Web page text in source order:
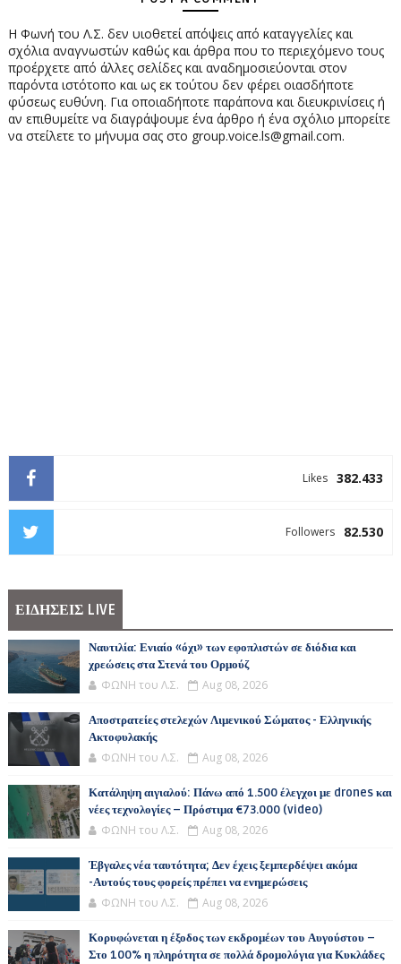
Η Φωνή του Λ.Σ. δεν υιοθετεί απόψεις από καταγγελίες και
σχόλια αναγνωστών καθώς και άρθρα που το περιεχόμενο τους
προέρχετε από άλλες σελίδες και αναδημοσιεύονται στον
παρόντα ιστότοπο και ως εκ τούτου δεν φέρει οιασδήποτε
φύσεως ευθύνη. Για οποιαδήποτε παράπονα και διευκρινίσεις ή
αν επιθυμείτε να διαγράψουμε ένα άρθρο ή ένα σχόλιο μπορείτε
να στείλετε το μήνυμα σας στο group.voice.ls@gmail.com.
382.433
Likes
82.530
Followers
ΕΙΔΗΣΕΙΣ LIVE
Ναυτιλία: Ενιαίο «όχι» των εφοπλιστών σε διόδια και
χρεώσεις στα Στενά του Ορμούζ
ΦΩΝΗ του Λ.Σ. Aug 08, 2026
Αποστρατείες στελεχών Λιμενικού Σώματος - Ελληνικής
Ακτοφυλακής
ΦΩΝΗ του Λ.Σ. Aug 08, 2026
Κατάληψη αιγιαλού: Πάνω από 1.500 έλεγχοι με drones και
νέες τεχνολογίες – Πρόστιμα €73.000 (video)
ΦΩΝΗ του Λ.Σ. Aug 08, 2026
Έβγαλες νέα ταυτότητα; Δεν έχεις ξεμπερδέψει ακόμα
-Αυτούς τους φορείς πρέπει να ενημερώσεις
ΦΩΝΗ του Λ.Σ. Aug 08, 2026
Κορυφώνεται η έξοδος των εκδρομέων του Αυγούστου –
Στο 100% η πληρότητα σε πολλά δρομολόγια για Κυκλάδες